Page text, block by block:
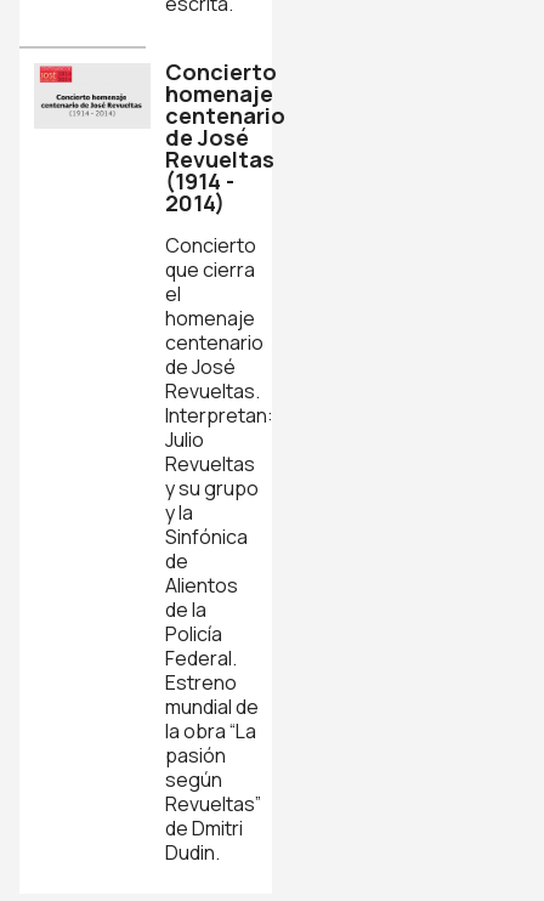
Concierto
homenaje
centenario
de José
Revueltas
(1914 -
2014)
Concierto
que cierra
el
homenaje
centenario
de José
Revueltas.
Interpretan:
Julio
Revueltas
y su grupo
y la
Sinfónica
de
Alientos
de la
Policía
Federal.
Estreno
mundial de
la obra “La
pasión
según
Revueltas”
de Dmitri
Dudin.